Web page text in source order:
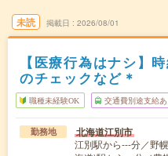
未読 掲載日 2026/08/01
【医療行為はナシ】
のチェックなど＊
職種未経験OK 交通費別途支給あ
勤務地 北海道江別市
江別駅から---分／野